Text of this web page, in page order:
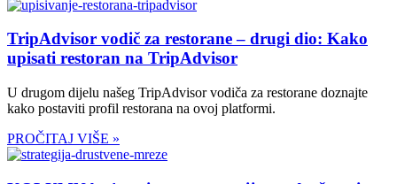
TripAdvisor vodič za restorane – drugi dio: Kako
upisati restoran na TripAdvisor
U drugom dijelu našeg TripAdvisor vodiča za restorane doznajte
kako postaviti profil restorana na ovoj platformi.
PROČITAJ VIŠE »